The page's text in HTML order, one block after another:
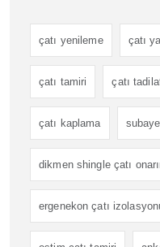
çatı yenileme çatı
çatı tamiri çatı
çatı kaplama
dikmen shingle çatı
ergenekon çatı